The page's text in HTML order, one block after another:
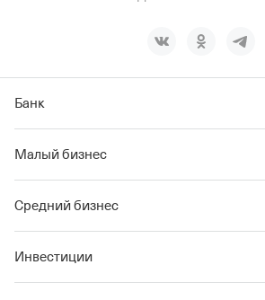
Банк
Малый бизнес
Средний бизнес
Инвестиции